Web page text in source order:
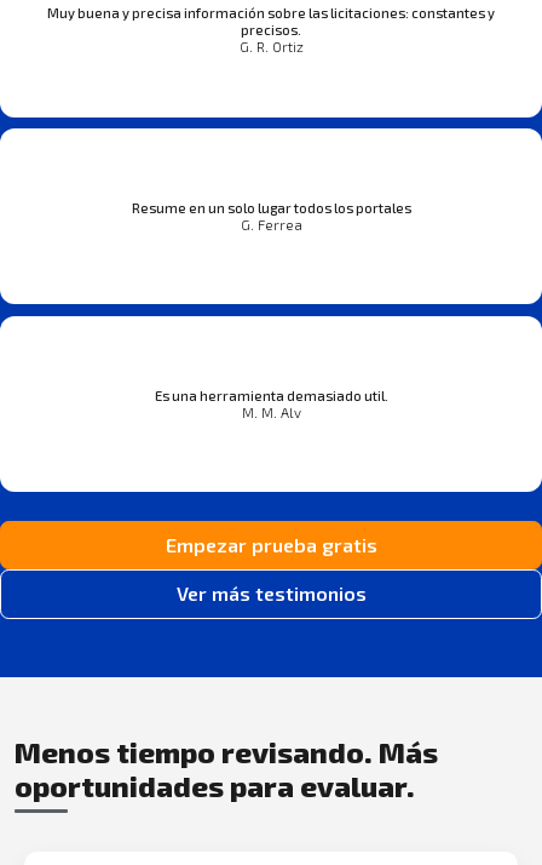
Muy buena y precisa información sobre las licitaciones: constantes y
precisos.
G. R. Ortiz
Resume en un solo lugar todos los portales
G. Ferrea
Es una herramienta demasiado util.
M. M. Alv
Empezar prueba gratis
Ver más testimonios
Menos tiempo revisando. Más
oportunidades para evaluar.